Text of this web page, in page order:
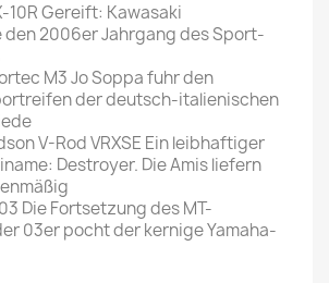
10R Gereift: Kawasaki
2006er Jahrgang des Sport-
M3 Jo Soppa fuhr den
der deutsch-italienischen
V-Rod VRXSE Ein leibhaftiger
Destroyer. Die Amis liefern
Die Fortsetzung des MT-
03er pocht der kernige Yamaha-